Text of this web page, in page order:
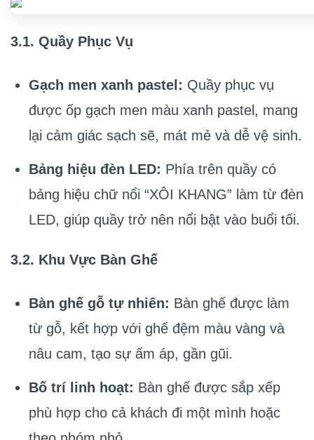
3.1. Quầy Phục Vụ
Gạch men xanh pastel: Quầy phục vụ
được ốp gạch men màu xanh pastel, mang
lại cảm giác sạch sẽ, mát mẻ và dễ vệ sinh.
Bảng hiệu đèn LED: Phía trên quầy có
bảng hiệu chữ nổi “XÔI KHANG” làm từ đèn
LED, giúp quầy trở nên nổi bật vào buổi tối.
3.2. Khu Vực Bàn Ghế
Bàn ghế gỗ tự nhiên: Bàn ghế được làm
từ gỗ, kết hợp với ghế đệm màu vàng và
nâu cam, tạo sự ấm áp, gần gũi.
Bố trí linh hoạt: Bàn ghế được sắp xếp
phù hợp cho cả khách đi một mình hoặc